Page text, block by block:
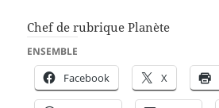
Chef de rubrique Planète
ENSEMBLE
Facebook X